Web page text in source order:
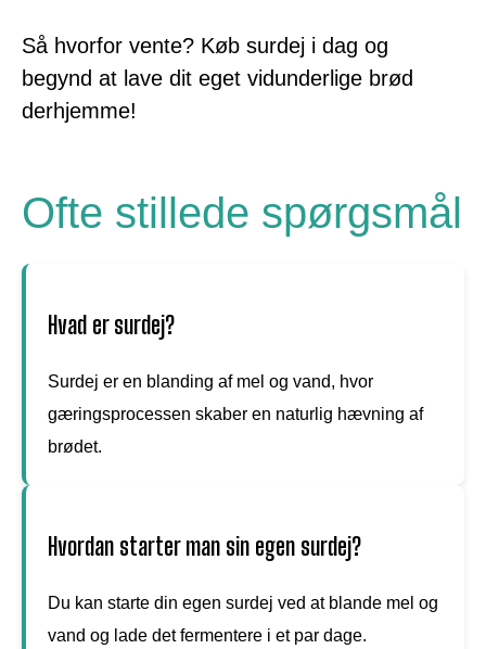
Så hvorfor vente? Køb surdej i dag og
begynd at lave dit eget vidunderlige brød
derhjemme!
Ofte stillede spørgsmål
Hvad er surdej?
Surdej er en blanding af mel og vand, hvor
gæringsprocessen skaber en naturlig hævning af
brødet.
Hvordan starter man sin egen surdej?
Du kan starte din egen surdej ved at blande mel og
vand og lade det fermentere i et par dage.